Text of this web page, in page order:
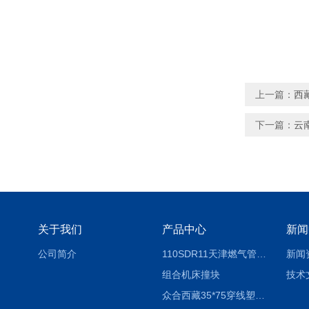
上一篇： 西
下一篇： 云
关于我们
公司简介
产品中心
组合机床撞块
新
新闻
技术